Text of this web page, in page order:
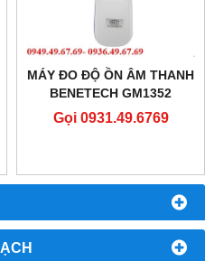
MÁY ĐO ĐỘ ỒN ÂM THANH
BENETECH GM1352
Gọi 0931.49.6769